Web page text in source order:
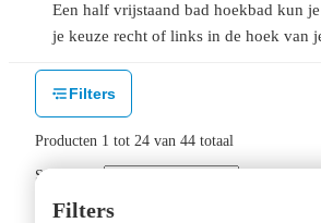
Een half vrijstaand bad hoekbad kun
je keuze recht of links in de hoek van
hoekbaden.
Filters
Filters
Producten 1 tot 24 van 44 totaal
Sorteer op: